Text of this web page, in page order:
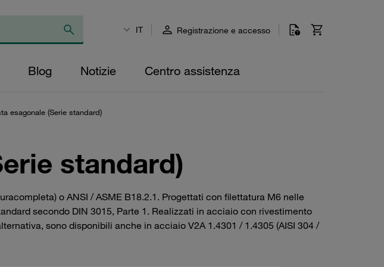
IT Registrazione e accesso
Blog Notizie Centro assistenza
esagonale (Serie standard)
standard)
o ANSI / ASME B18.2.1. Progettati con filettatura M6 nelle
secondo DIN 3015, Parte 1. Realizzati in acciaio con rivestimento
sono disponibili anche in acciaio V2A 1.4301 / 1.4305 (AISI 304 /